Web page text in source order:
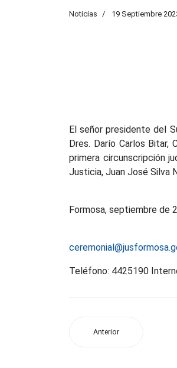
Noticias 19 Septiembre
El señor presidente del
Dres. Darío Carlos
primera circunscripción
Justicia, Juan José Silva
Formosa, septiembre de
Teléfono: 4425190
Anterior